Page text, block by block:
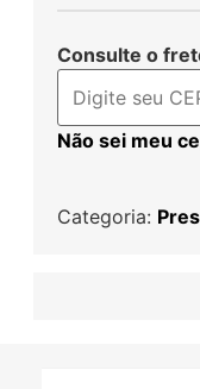
Consulte o
Não sei meu
Categoria: